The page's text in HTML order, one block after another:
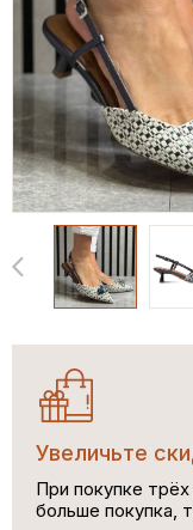
Увеличьте
При покупке
больше покупка,